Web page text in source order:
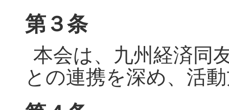
第３条
本会は、九州経済同
との連携を深め、活